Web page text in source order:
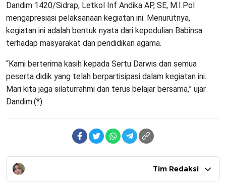
Dandim 1420/Sidrap, Letkol Inf Andika AP, SE, M.I.Pol
mengapresiasi pelaksanaan kegiatan ini. Menurutnya,
kegiatan ini adalah bentuk nyata dari kepedulian Babinsa
terhadap masyarakat dan pendidikan agama.
“Kami berterima kasih kepada Sertu Darwis dan semua
peserta didik yang telah berpartisipasi dalam kegiatan ini.
Mari kita jaga silaturrahmi dan terus belajar bersama,” ujar
Dandim.(*)
Tim Redaksi